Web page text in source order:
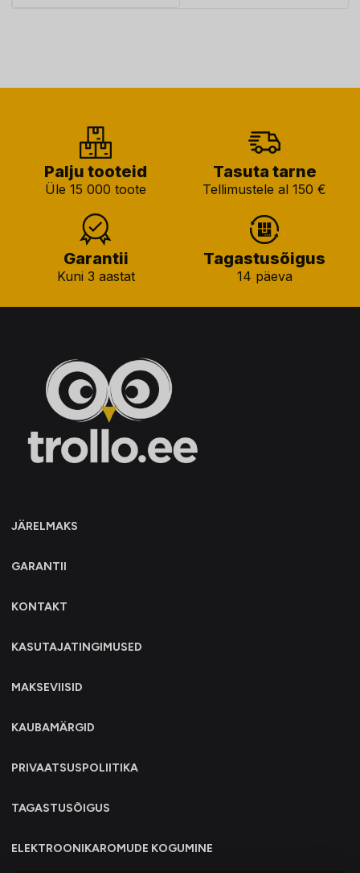
Palju tooteid
Üle 15 000 toote
Tasuta tarne
Tellimustele al 150 €
Garantii
Kuni 3 aastat
Tagastusõigus
14 päeva
JÄRELMAKS
GARANTII
KONTAKT
KASUTAJATINGIMUSED
MAKSEVIISID
KAUBAMÄRGID
PRIVAATSUSPOLIITIKA
TAGASTUSÕIGUS
ELEKTROONIKAROMUDE KOGUMINE